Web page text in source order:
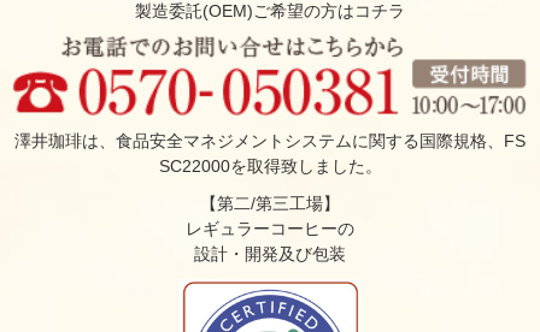
製造委託(OEM)ご希望の方はコチラ
澤井珈琲は、食品安全マネジメントシステムに関する国際規格、FS
SC22000を取得致しました。
【第二/第三工場】
レギュラーコーヒーの
設計・開発及び包装